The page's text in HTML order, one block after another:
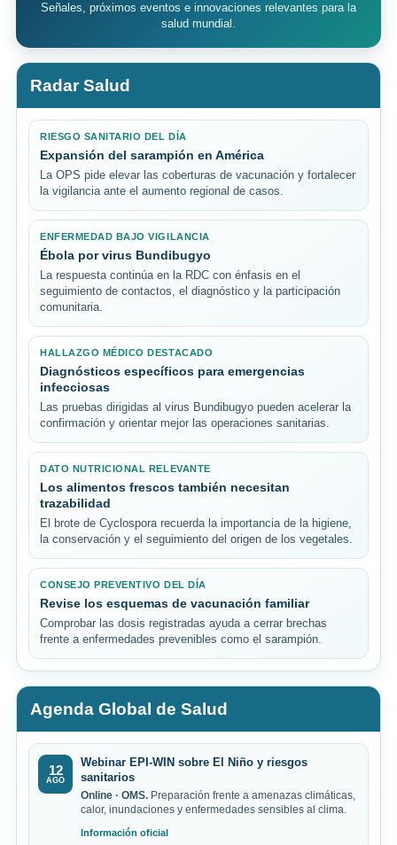
Señales, próximos eventos e innovaciones relevantes para la
salud mundial.
Radar Salud
RIESGO SANITARIO DEL DÍA
Expansión del sarampión en América
La OPS pide elevar las coberturas de vacunación y fortalecer
la vigilancia ante el aumento regional de casos.
ENFERMEDAD BAJO VIGILANCIA
Ébola por virus Bundibugyo
La respuesta continúa en la RDC con énfasis en el
seguimiento de contactos, el diagnóstico y la participación
comunitaria.
HALLAZGO MÉDICO DESTACADO
Diagnósticos específicos para emergencias
infecciosas
Las pruebas dirigidas al virus Bundibugyo pueden acelerar la
confirmación y orientar mejor las operaciones sanitarias.
DATO NUTRICIONAL RELEVANTE
Los alimentos frescos también necesitan
trazabilidad
El brote de Cyclospora recuerda la importancia de la higiene,
la conservación y el seguimiento del origen de los vegetales.
CONSEJO PREVENTIVO DEL DÍA
Revise los esquemas de vacunación familiar
Comprobar las dosis registradas ayuda a cerrar brechas
frente a enfermedades prevenibles como el sarampión.
Agenda Global de Salud
12
AGO
Webinar EPI-WIN sobre El Niño y riesgos
sanitarios
Online · OMS. Preparación frente a amenazas climáticas,
calor, inundaciones y enfermedades sensibles al clima.
Información oficial